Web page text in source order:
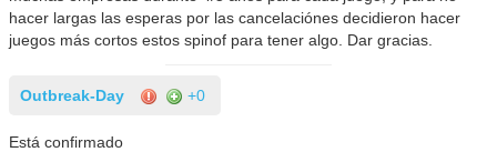
hacer largas las esperas por las cancelaciónes decidieron hacer
juegos más cortos estos spinof para tener algo. Dar gracias.
Outbreak-Day +0
Está confirmado